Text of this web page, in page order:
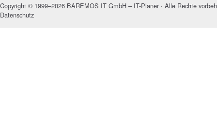
Copyright © 1999–2026 BAREMOS IT GmbH – IT-Planer · Alle Rechte
Datenschutz